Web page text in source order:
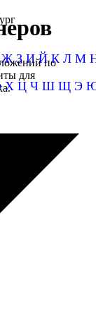
Ж З И Й К Л М
Х Ц Ч Ш Щ Э
по
для